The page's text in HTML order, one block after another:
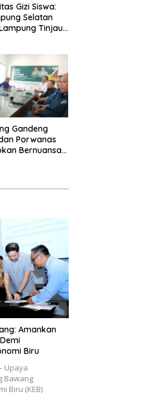
Gizi Siswa:
Selatan
Tinjau
Gandeng
dan Porwanas
Bernuansa
Amankan
Biru
Upaya
Bawang
Biru (KEB)